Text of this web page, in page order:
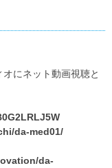
にネット動画視聴と
da-med01/
da-